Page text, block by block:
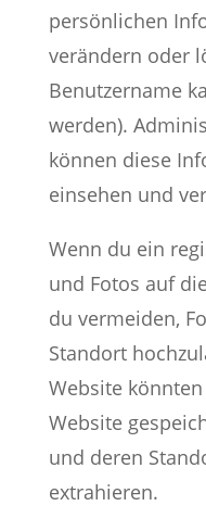
persönlichen
verändern oder
Benutzername
werden).
können diese
einsehen und
Wenn du ein
und Fotos auf
du vermeiden,
Standort
Website
Website
und deren
extrahieren.